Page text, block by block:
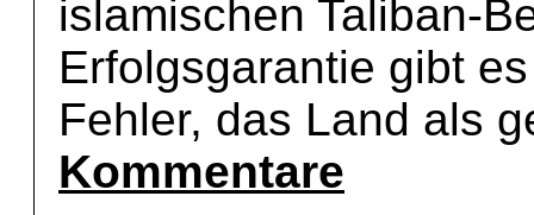
islamischen Taliban-
Erfolgsgarantie gibt
Fehler, das Land als
Kommentare